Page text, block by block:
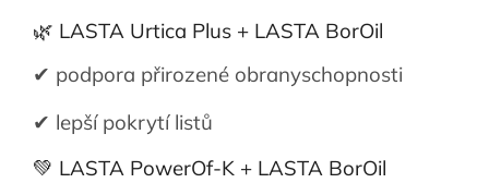
🌿 LASTA Urtica Plus + LASTA BorOil
✔ podpora přirozené obranyschopnosti
✔ lepší pokrytí listů
💚 LASTA PowerOf-K + LASTA BorOil